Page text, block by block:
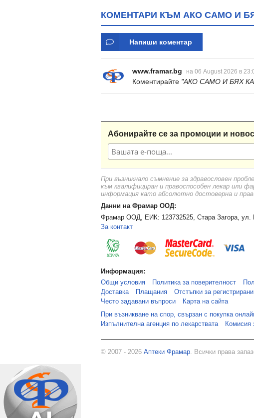
КОМЕНТАРИ КЪМ АКО САМО И
Напиши коментар
www.framar.bg на 06 August 2026 в
Коментирайте "АКО САМО И БЯХ
Абонирайте се за промоции и
При възникнало съмнение за здравословен
към квалифициран и правоспособен лекар или
информация като абсолютно достоверна и
Данни на Фрамар ООД:
Фрамар ООД, ЕИК: 123732525, Стара Загора,
За контакт
Информация:
Общи условия
Политика за поверителност
Доставка
Плащания Отстъпки за
Често задавани въпроси
Карта на сайта
При възникване на спор, свързан с покупка
Изпълнителна агенция по лекарствата
Комисия
© 2007 - 2026 Аптеки Фрамар. Всички права